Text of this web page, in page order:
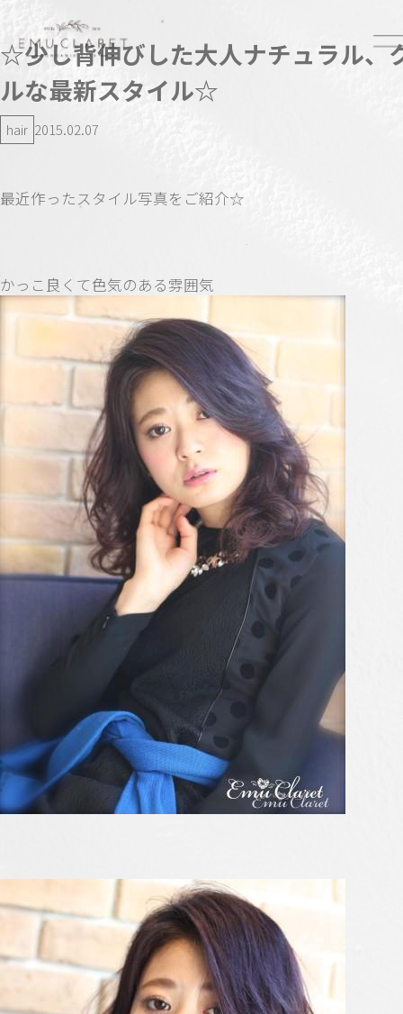
☆少し背伸びした大人ナチュラル、
ルな最新スタイル☆
hair 2015.02.07
最近作ったスタイル写真をご紹介☆
かっこ良くて色気のある雰囲気